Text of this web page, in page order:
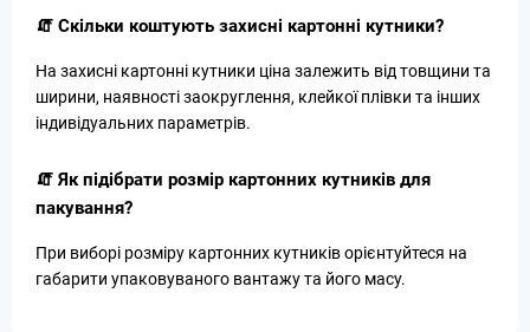
🧯 Скільки коштують захисні картонні кутники?
На захисні картонні кутники ціна залежить від товщини та
ширини, наявності заокруглення, клейкої плівки та інших
індивідуальних параметрів.
🧯 Як підібрати розмір картонних кутників для
пакування?
При виборі розміру картонних кутників орієнтуйтеся на
габарити упаковуваного вантажу та його масу.